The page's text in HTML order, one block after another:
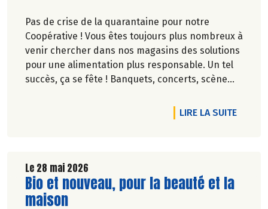
Pas de crise de la quarantaine pour notre
Coopérative ! Vous êtes toujours plus nombreux à
venir chercher dans nos magasins des solutions
pour une alimentation plus responsable. Un tel
succès, ça se fête ! Banquets, concerts, scène
LIRE LA SUITEDE
Le 28 mai 2026
Lire la suite de l'article
Bio et nouveau, pour la beauté et la
maison